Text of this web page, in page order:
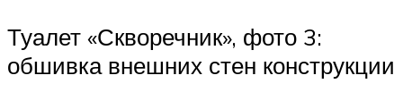
Туалет «Скворечник», фото 3:
обшивка внешних стен конструкции